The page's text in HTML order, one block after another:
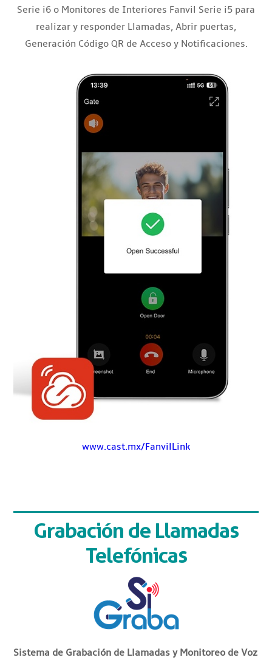
Serie i6 o Monitores de Interiores Fanvil Serie i5 para
realizar y responder Llamadas, Abrir puertas,
Generación Código QR de Acceso y Notificaciones.
www.cast.mx/FanvilLink
Grabación de Llamadas
Telefónicas
Sistema de Grabación de Llamadas y Monitoreo de Voz